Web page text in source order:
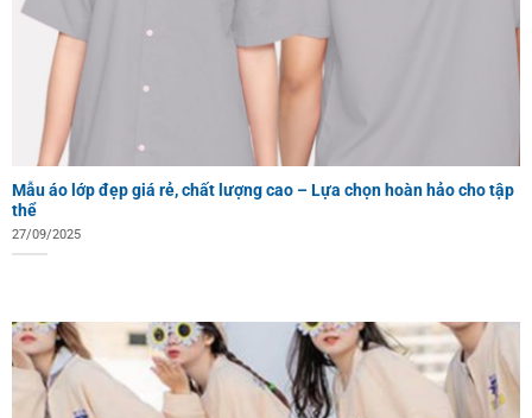
Mẫu áo lớp đẹp giá rẻ, chất lượng cao – Lựa chọn hoàn hảo cho tập
thể
27/09/2025